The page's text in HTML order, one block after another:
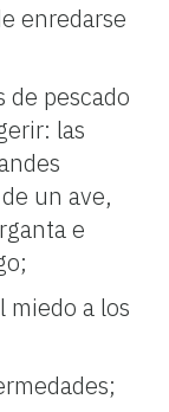
enredarse
de pescado
las
un ave,
e
miedo a los